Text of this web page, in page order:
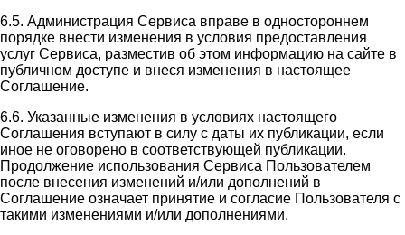
6.5. Администрация Сервиса вправе в одностороннем
порядке внести изменения в условия предоставления
услуг Сервиса, разместив об этом информацию на сайте в
публичном доступе и внеся изменения в настоящее
Соглашение.
6.6. Указанные изменения в условиях настоящего
Соглашения вступают в силу с даты их публикации, если
иное не оговорено в соответствующей публикации.
Продолжение использования Сервиса Пользователем
после внесения изменений и/или дополнений в
Соглашение означает принятие и согласие Пользователя с
такими изменениями и/или дополнениями.